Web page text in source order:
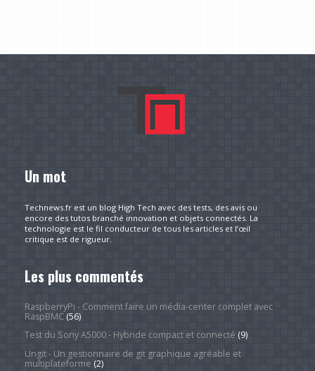
Un mot
Technews.fr est un blog High Tech avec des tests, des avis ou
encore des tutos branché innovation et objets connectés. La
technologie est le fil conducteur de tous les articles et l’œil
critique est de rigueur.
Les plus commentés
RaspberryPi - Comment faire un média-center complet avec
RaspBMC(56)
Test du Sony A5000 - Hybride compact et connecté (9)
Ungit - Un gestionnaire de git graphique agréable et
multiplateforme (2)